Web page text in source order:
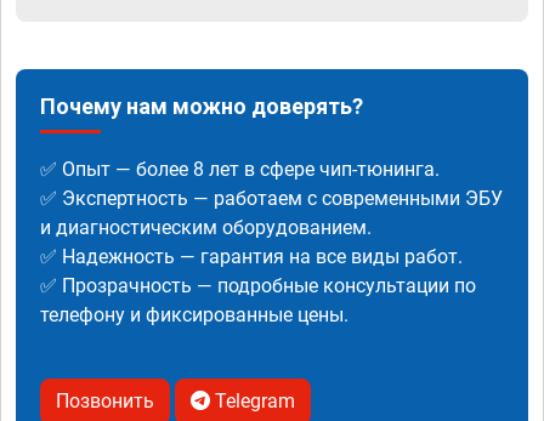
Почему нам можно доверять?
✅ Опыт — более 8 лет в сфере чип-тюнинга.
✅ Экспертность — работаем с современными ЭБУ
и диагностическим оборудованием.
✅ Надежность — гарантия на все виды работ.
✅ Прозрачность — подробные консультации по
телефону и фиксированные цены.
Позвонить Telegram